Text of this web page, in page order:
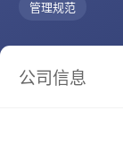
管理规范
公司信息